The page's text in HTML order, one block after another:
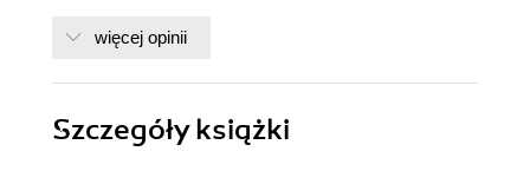
więcej opinii
Szczegółyksiążki